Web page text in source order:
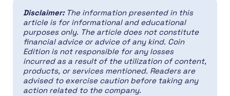
Disclaimer: The information presented in this
article is for informational and educational
purposes only. The article does not constitute
financial advice or advice of any kind. Coin
Edition is not responsible for any losses
incurred as a result of the utilization of content,
products, or services mentioned. Readers are
advised to exercise caution before taking any
action related to the company.